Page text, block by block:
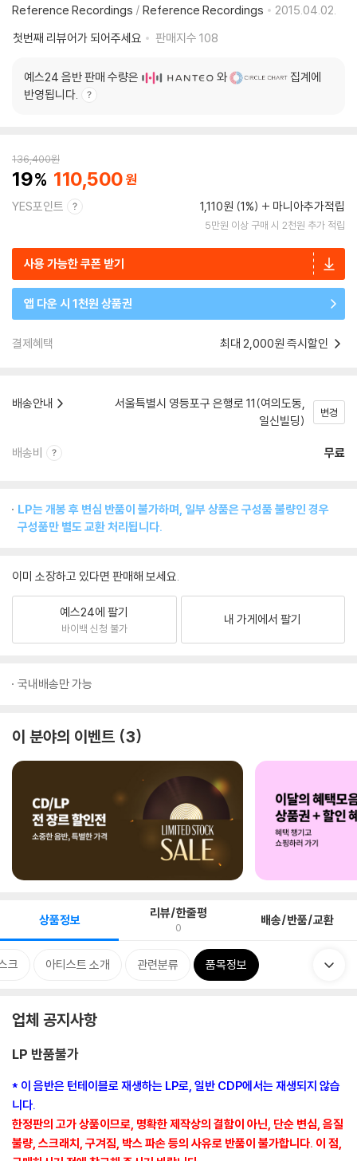
Reference Recordings / Reference Recordings
2015.04.02.
첫번째 리뷰어가 되어주세요
판매지수 108
예스24 음반 판매 수량은 와
집계에
반영됩니다.
136,400원
19 110,500
YES포인트 1,110원 (1%) 마니아추가적립
5만원 이상 구매 시 2천원 추가 적립
사용 가능한 쿠폰 받기
앱 다운 시 1천원 상품권
결제혜택 최대 2,000원 즉시할인
배송안내
서울특별시 영등포구 은행로 11(여의도동,
일신빌딩)
변경
배송비 무료
LP는 개봉 후 변심 반품이 불가하며, 일부 상품은 구성품 불량인 경우
구성품만 별도 교환 처리됩니다.
이미 소장하고 있다면 판매해 보세요.
예스24에 팔기
바이백 신청 불가
내 가게에서 팔기
국내배송만 가능
이 분야의 이벤트 3
상품정보 리뷰/한줄평
0 배송/반품/교환
크 아티스트 소개 관련분류 품목정보
업체 공지사항
LP 반품불가
* 이 음반은 턴테이블로 재생하는 LP로, 일반 CDP에서는 재생되지 않습
니다.
한정판의 고가 상품이므로, 명확한 제작상의 결함이 아닌, 단순 변심, 음질
불량, 스크래치, 구겨짐, 박스 파손 등의 사유로 반품이 불가합니다. 이 점,